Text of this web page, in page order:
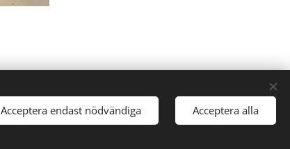
Acceptera endast nödvändiga Acceptera alla